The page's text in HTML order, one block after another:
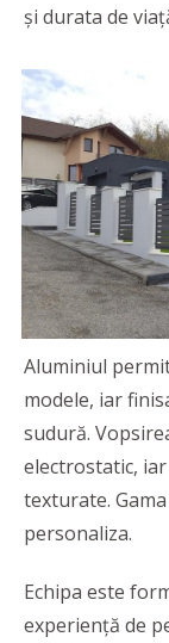
și durata de
Aluminiul
modele, iar
sudură.
electrostatic,
texturate.
personaliza.
Echipa este
experiență de